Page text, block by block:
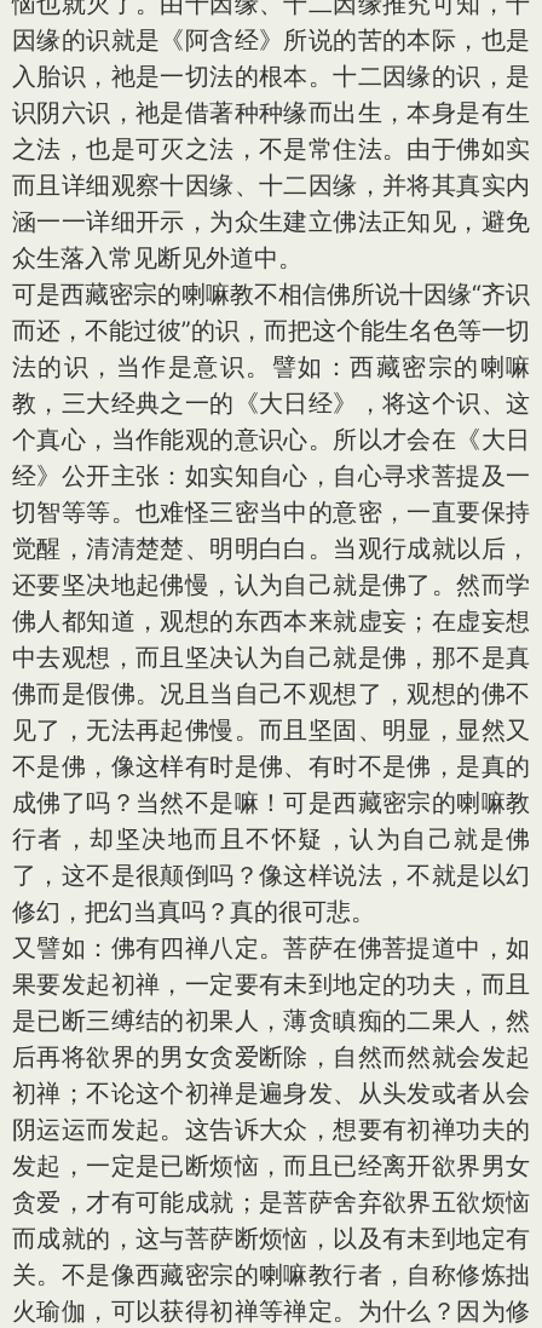
因缘的识就是《阿含经》所说的苦的本际，也是
入胎识，祂是一切法的根本。十二因缘的识，是
识阴六识，祂是借著种种缘而出生，本身是有生
之法，也是可灭之法，不是常住法。由于佛如实
而且详细观察十因缘、十二因缘，并将其真实内
涵一一详细开示，为众生建立佛法正知见，避免
众生落入常见断见外道中。
可是西藏密宗的喇嘛教不相信佛所说十因缘“齐识
而还，不能过彼”的识，而把这个能生名色等一切
法的识，当作是意识。譬如：西藏密宗的喇嘛
教，三大经典之一的《大日经》，将这个识、这
个真心，当作能观的意识心。所以才会在《大日
经》公开主张：如实知自心，自心寻求菩提及一
切智等等。也难怪三密当中的意密，一直要保持
觉醒，清清楚楚、明明白白。当观行成就以后，
还要坚决地起佛慢，认为自己就是佛了。然而学
佛人都知道，观想的东西本来就虚妄；在虚妄想
中去观想，而且坚决认为自己就是佛，那不是真
佛而是假佛。况且当自己不观想了，观想的佛不
见了，无法再起佛慢。而且坚固、明显，显然又
不是佛，像这样有时是佛、有时不是佛，是真的
成佛了吗？当然不是嘛！可是西藏密宗的喇嘛教
行者，却坚决地而且不怀疑，认为自己就是佛
了，这不是很颠倒吗？像这样说法，不就是以幻
修幻，把幻当真吗？真的很可悲。
又譬如：佛有四禅八定。菩萨在佛菩提道中，如
果要发起初禅，一定要有未到地定的功夫，而且
是已断三缚结的初果人，薄贪瞋痴的二果人，然
后再将欲界的男女贪爱断除，自然而然就会发起
初禅；不论这个初禅是遍身发、从头发或者从会
阴运运而发起。这告诉大众，想要有初禅功夫的
发起，一定是已断烦恼，而且已经离开欲界男女
贪爱，才有可能成就；是菩萨舍弃欲界五欲烦恼
而成就的，这与菩萨断烦恼，以及有未到地定有
关。不是像西藏密宗的喇嘛教行者，自称修炼拙
火瑜伽，可以获得初禅等禅定。为什么？因为修